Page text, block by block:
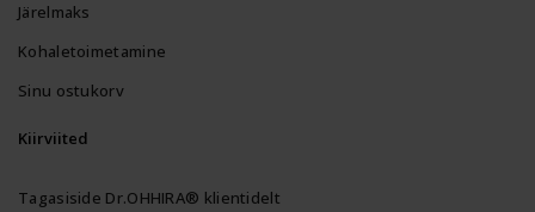
Järelmaks
Kohaletoimetamine
Sinu ostukorv
Kiirviited
Tagasiside Dr.OHHIRA® klientidelt